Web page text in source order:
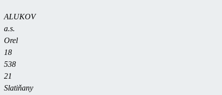
ALUKOV
a.s.
Orel
18
538
21
Slatiňany